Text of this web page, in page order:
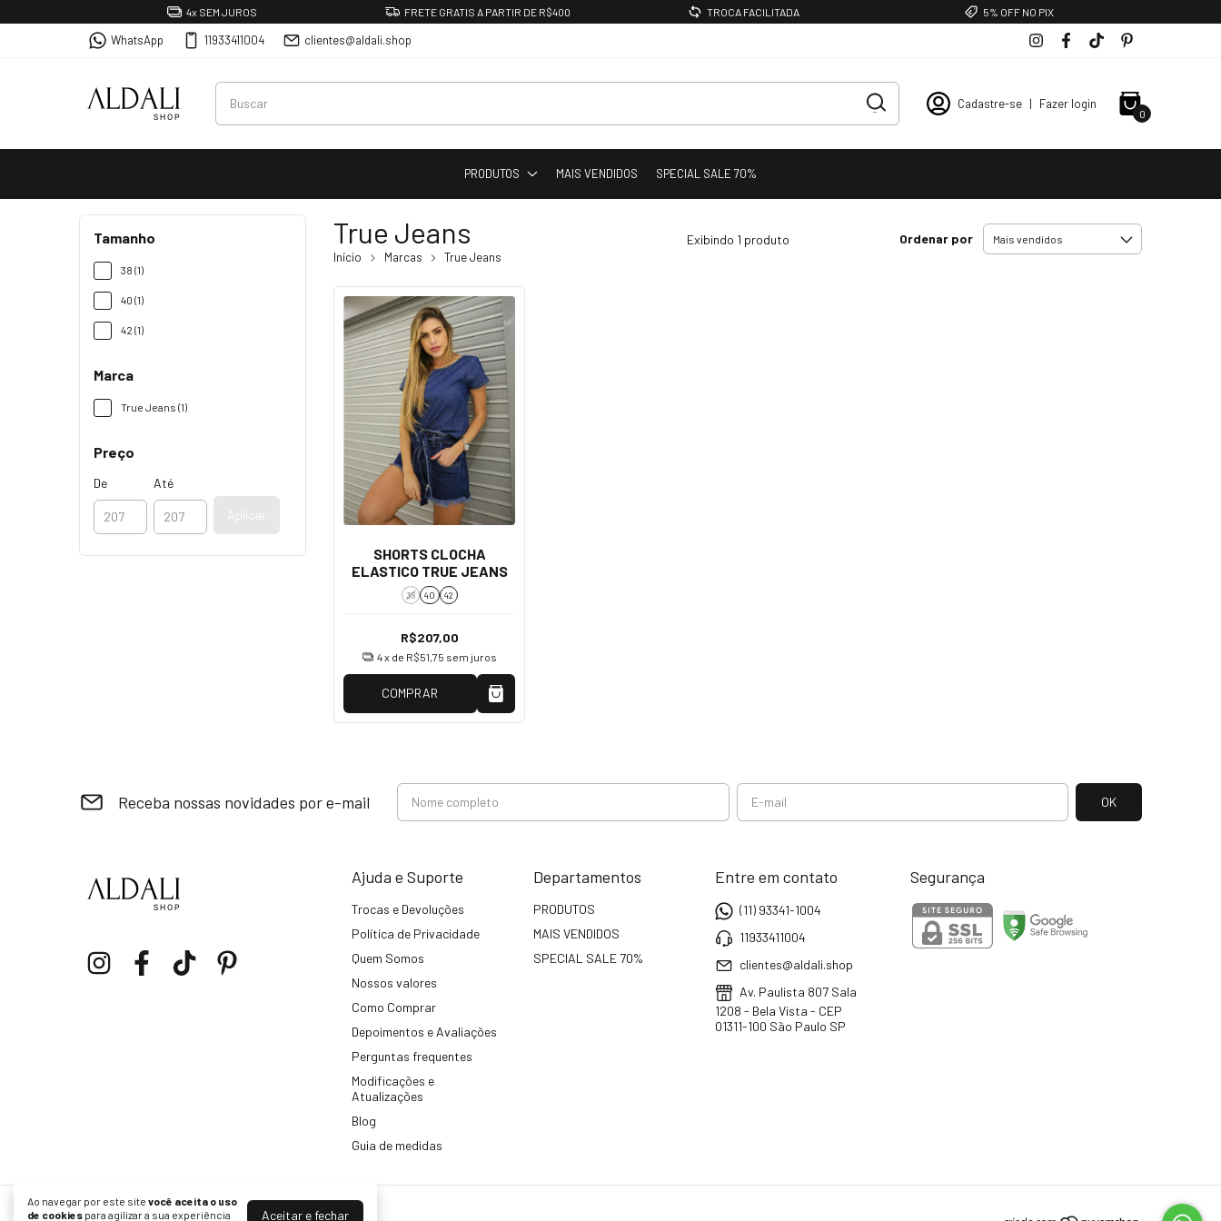
4x SEM JUROS FRETE GRATIS A PARTIR DE R$400 TROCA FACILITADA 5% OFF NO PIX
WhatsApp 11933411004 clientes@aldali.shop
Cadastre-se | Fazer login
0
PRODUTOS MAIS VENDIDOS SPECIAL SALE 70%
Ao navegar por este site você aceita o uso
de cookies para agilizar a sua experiência Aceitar e fechar
Tamanho
38 (1)
40 (1)
42 (1)
Marca
True Jeans (1)
Preço
De Até
Aplicar
True Jeans
Início Marcas True Jeans
Exibindo 1 produto Ordenar por
SHORTS CLOCHA
ELASTICO TRUE JEANS
38 40 42
R$207,00
4x de R$51,75 sem juros
COMPRAR
Receba nossas novidades por e-mail
Ajuda e Suporte
Trocas e Devoluções
Política de Privacidade
Quem Somos
Nossos valores
Como Comprar
Depoimentos e Avaliações
Perguntas frequentes
Modificações e
Atualizações
Blog
Guia de medidas
Departamentos
PRODUTOS
MAIS VENDIDOS
SPECIAL SALE 70%
Entre em contato
(11) 93341-1004
11933411004
clientes@aldali.shop
Av. Paulista 807 Sala
1208 - Bela Vista - CEP
01311-100 São Paulo SP
Segurança
ALDALI Shop